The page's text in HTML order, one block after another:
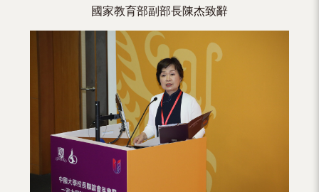
國家教育部副部長陳杰致辭